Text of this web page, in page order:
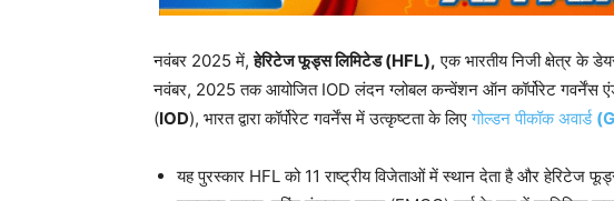
नवंबर 2025 में,हेरिटेज फूड्स लिमिटेड (HFL), एक भारतीय निजी क्षेत्र के
नवंबर, 2025 तक आयोजित IOD लंदन ग्लोबल कन्वेंशन ऑन कॉर्पोरेट गवर्नेंस
(IOD), भारत द्वारा कॉर्पोरेट गवर्नेंस में उत्कृष्टता के लिएगोल्डन पीकॉक अवार्ड
यह पुरस्कार HFL को 11 राष्ट्रीय विजेताओं में स्थान देता है और हेरिटेज